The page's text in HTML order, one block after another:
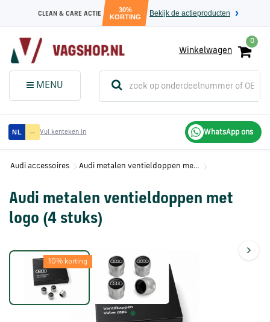
CLEAN & CARE ACTIE
30%
KORTING
Bekijk de actieproducten
0
Winkelwagen
MENU
Menu (Sluit dit
menuvenster)
Audi
onderdelen
onderdelen
Škoda
onderdelen
NL — Vul kenteken in WhatsApp ons
Audi accessoires Audi metalen ventieldoppen met logo (4 stuks)
Audi metalen ventieldoppen met
logo (4 stuks)
10% korting